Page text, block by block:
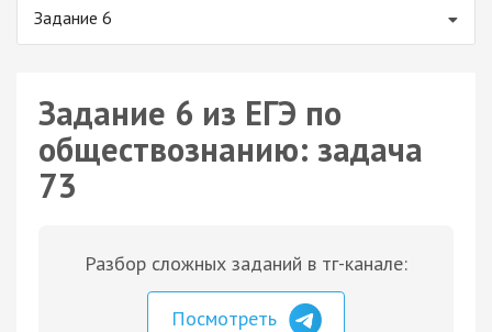
Задание 6
Задание 6 из ЕГЭ по
обществознанию: задача
73
Разбор сложных заданий в тг-канале:
Посмотреть